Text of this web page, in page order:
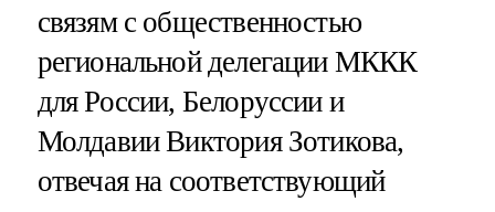
связям с общественностью
региональной делегации МККК
для России, Белоруссии и
Молдавии Виктория Зотикова,
отвечая на соответствующий